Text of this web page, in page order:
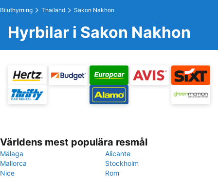
Biluthyrning Thailand Sakon Nakhon
Hyrbilar i Sakon Nakhon
Världens mest populära resmål
Málaga
Alicante
Mallorca
Stockholm
Nice
Rom